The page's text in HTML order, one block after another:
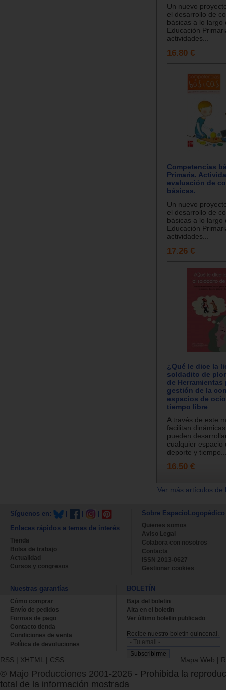
Un nuevo
el desarrollo de
básicas a lo largo
Educación
actividades...
16.80 €
Competencias
Primaria.
evaluación de
básicas.
Un nuevo
el desarrollo de
básicas a lo largo
Educación
actividades...
17.26 €
¿Qué le dice la
soldadito de
de Herramientas
gestión de la
espacios de
tiempo libre
A través de este
facilitan
pueden
cualquier espacio
deporte y
16.50 €
Ver más artículos
Síguenos en:
Enlaces rápidos a temas de interés
Tienda
Bolsa de trabajo
Actualidad
Cursos y congresos
Sobre EspacioLogopédico
Quienes somos
Aviso Legal
Colabora con nosotros
Contacta
ISSN 2013-0627
Gestionar cookies
Nuestras garantías
Cómo comprar
Envío de pedidos
Formas de pago
Contacto tienda
Condiciones de venta
Política de devoluciones
BOLETÍN
Baja del boletin
Alta en el boletin
Ver último boletin publicado
Recibe nuestro boletín quincenal.
RSS | XHTML | CSS Mapa Web |
© Majo Producciones 2001-2026 - Prohibida la
total de la información mostrada